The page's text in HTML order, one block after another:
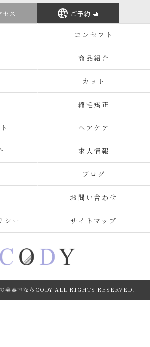
セス ご予約
コンセプト
商品紹介
カット
縮毛矯正
ヘアケア
求人情報
ブログ
お問い合わせ
シー サイトマップ
美容室ならCODY ALL RIGHTS RESERVED.